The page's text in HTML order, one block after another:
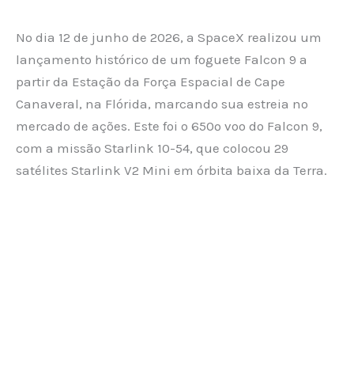
No dia 12 de junho de 2026, a SpaceX realizou um
lançamento histórico de um foguete Falcon 9 a
partir da Estação da Força Espacial de Cape
Canaveral, na Flórida, marcando sua estreia no
mercado de ações. Este foi o 650º voo do Falcon 9,
com a missão Starlink 10-54, que colocou 29
satélites Starlink V2 Mini em órbita baixa da Terra.